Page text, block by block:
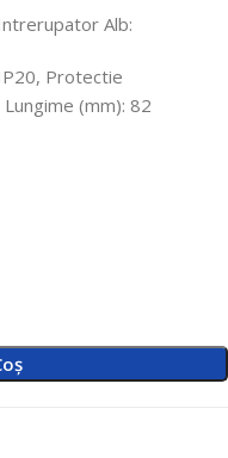
Alb:
Protectie
Lungime (mm): 82